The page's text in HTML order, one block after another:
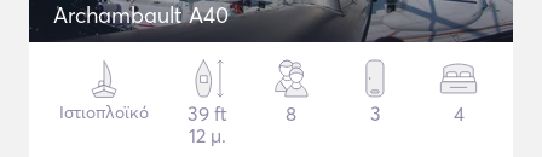
Archambault A40
Ιστιοπλοϊκό
39 ft
12 μ.
8 3 4